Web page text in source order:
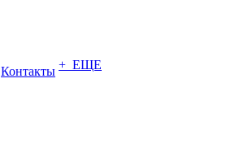
Контакты + ЕЩЕ